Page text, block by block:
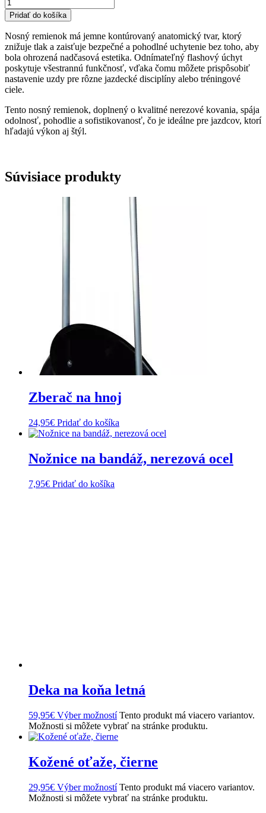
Pridať do košíka
Nosný remienok má jemne kontúrovaný anatomický tvar, ktorý
znižuje tlak a zaisťuje bezpečné a pohodlné uchytenie bez toho, aby
bola ohrozená nadčasová estetika. Odnímateľný flashový úchyt
poskytuje všestrannú funkčnosť, vďaka čomu môžete prispôsobiť
nastavenie uzdy pre rôzne jazdecké disciplíny alebo tréningové
ciele.
Tento nosný remienok, doplnený o kvalitné nerezové kovania, spája
odolnosť, pohodlie a sofistikovanosť, čo je ideálne pre jazdcov, ktorí
hľadajú výkon aj štýl.
Súvisiace produkty
Zberač na hnoj
24,95€ Pridať do košíka
Nožnice na bandáž, nerezová ocel
7,95€ Pridať do košíka
Deka na koňa letná
59,95€ Výber možností Tento produkt má viacero variantov.
Možnosti si môžete vybrať na stránke produktu.
Kožené oťaže, čierne
29,95€ Výber možností Tento produkt má viacero variantov.
Možnosti si môžete vybrať na stránke produktu.